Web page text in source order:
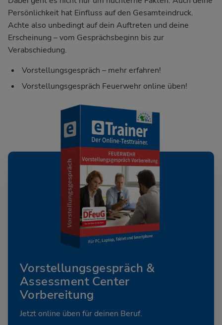
Persönlichkeit hat Einfluss auf den Gesamteindruck.
Achte also unbedingt auf dein Auftreten und deine
Erscheinung – vom Gesprächsbeginn bis zur
Verabschiedung.
Vorstellungsgespräch – mehr erfahren!
Vorstellungsgespräch Feuerwehr online üben!
Vorstellungsgespräch &
Assessment Center
Vorbereitung
Jetzt online üben für deinen Beruf.